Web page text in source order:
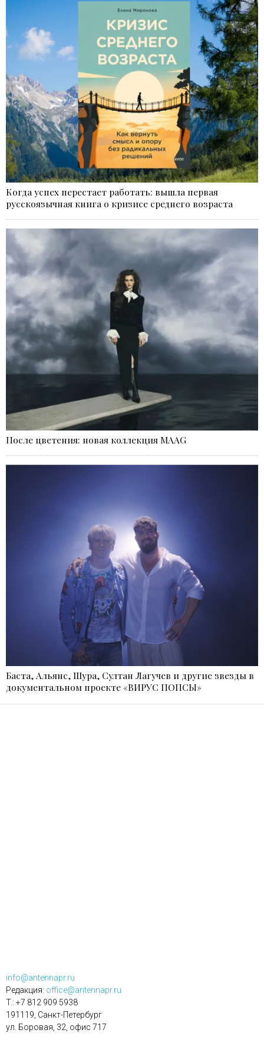
Когда успех перестает работать: вышла первая
русскоязычная книга о кризисе среднего возраста
После цветения: новая коллекция MAAG
Баста, Альянс, Шура, Султан Лагучев и другие звезды в
документальном проекте «ВИРУС ПОПСЫ»
info@antennapr.ru
Редакция: office@antennapr.ru
T.: +7 812 909 5938
191119, Санкт-Петербург
ул. Боровая, 32, офис 717